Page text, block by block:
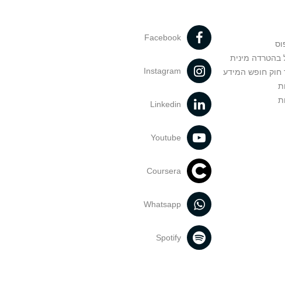
בהטרדה מינית
חוק חופש המידע
Facebook
Instagram
Linkedin
Youtube
Coursera
Whatsapp
Spotify